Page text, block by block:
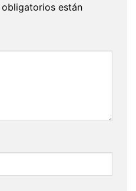
están